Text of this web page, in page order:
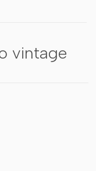
vintage